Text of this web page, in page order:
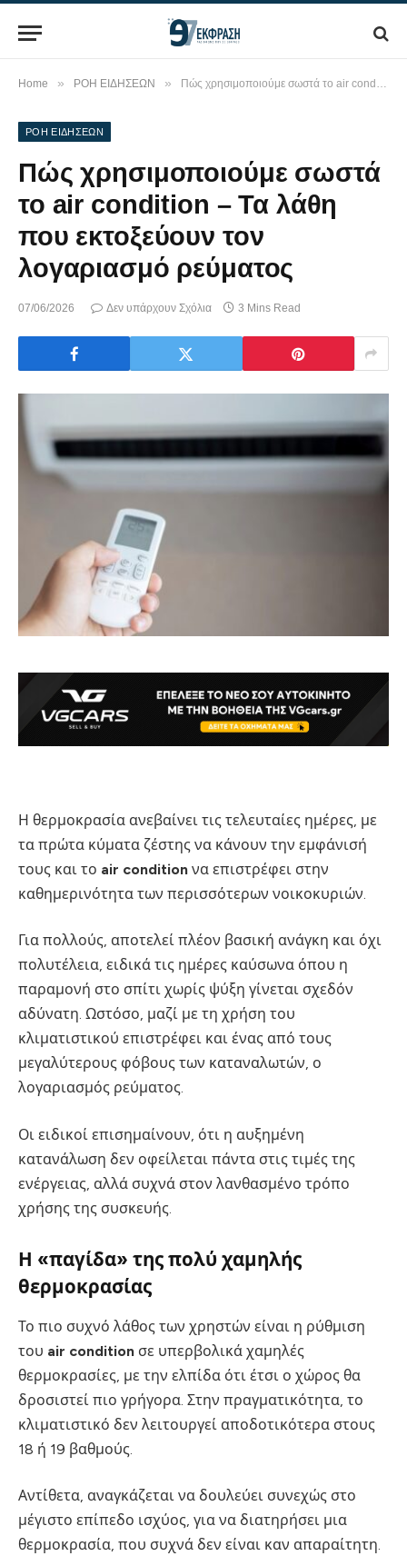
Home » ΡΟΗ ΕΙΔΗΣΕΩΝ » Πώς χρησιμοποιούμε σωστά το air condition – Τα λάθη που εκτοξεύουν τον λογαριασμό ρεύματος
ΡΟΗ ΕΙΔΗΣΕΩΝ
Πώς χρησιμοποιούμε σωστά
το air condition – Τα λάθη
που εκτοξεύουν τον
λογαριασμό ρεύματος
07/06/2026 Δεν υπάρχουν Σχόλια 3 Mins Read
Η θερμοκρασία ανεβαίνει τις τελευταίες ημέρες, με
τα πρώτα κύματα ζέστης να κάνουν την εμφάνισή
τους και το air condition να επιστρέφει στην
καθημερινότητα των περισσότερων νοικοκυριών.
Για πολλούς, αποτελεί πλέον βασική ανάγκη και όχι
πολυτέλεια, ειδικά τις ημέρες καύσωνα όπου η
παραμονή στο σπίτι χωρίς ψύξη γίνεται σχεδόν
αδύνατη. Ωστόσο, μαζί με τη χρήση του
κλιματιστικού επιστρέφει και ένας από τους
μεγαλύτερους φόβους των καταναλωτών, ο
λογαριασμός ρεύματος.
Οι ειδικοί επισημαίνουν, ότι η αυξημένη
κατανάλωση δεν οφείλεται πάντα στις τιμές της
ενέργειας, αλλά συχνά στον λανθασμένο τρόπο
χρήσης της συσκευής.
Η «παγίδα» της πολύ χαμηλής
θερμοκρασίας
Το πιο συχνό λάθος των χρηστών είναι η ρύθμιση
του air condition σε υπερβολικά χαμηλές
θερμοκρασίες, με την ελπίδα ότι έτσι ο χώρος θα
δροσιστεί πιο γρήγορα. Στην πραγματικότητα, το
κλιματιστικό δεν λειτουργεί αποδοτικότερα στους
18 ή 19 βαθμούς.
Αντίθετα, αναγκάζεται να δουλεύει συνεχώς στο
μέγιστο επίπεδο ισχύος, για να διατηρήσει μια
θερμοκρασία, που συχνά δεν είναι καν απαραίτητη.